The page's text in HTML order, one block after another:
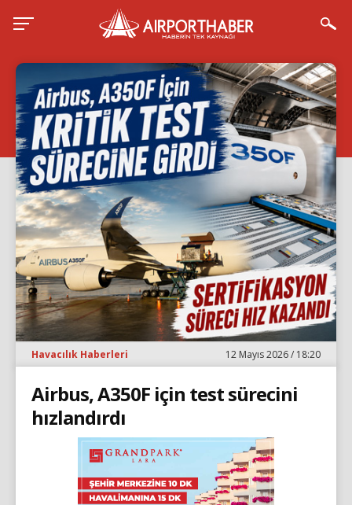
Havacılık Haberleri 12 Mayıs 2026 / 18:20
Airbus, A350F için test sürecini
hızlandırdı